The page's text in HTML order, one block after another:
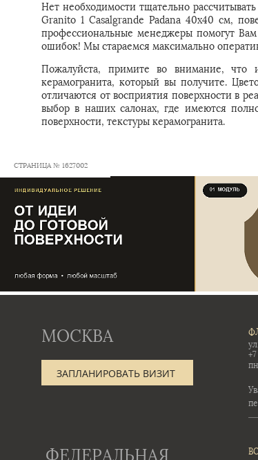
Нет необходимости тщательно
Granito 1 Casalgrande Padana 40x40 см,
профессиональные менеджеры помогут
ошибок! Мы стараемся максимально
Пожалуйста, примите во внимание, что
керамогранита, который вы получите.
отличаются от восприятия поверхности в
выбор в наших салонах, где имеются
поверхности, текстуры керамогранита.
СТРАНИЦА № 1627002
МОСКВА
ЗАПЛАНИРОВАТЬ ВИЗИТ
ФЕДЕРАЛЬНАЯ